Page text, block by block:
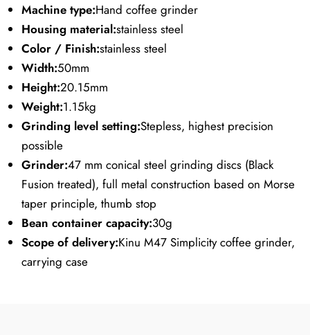
Machine type:Hand coffee grinder
Housing material:stainless steel
Color / Finish:stainless steel
Width:50mm
Height:20.15mm
Weight:1.15kg
Grinding level setting:Stepless, highest precision
possible
Grinder:47 mm conical steel grinding discs (Black
Fusion treated), full metal construction based on Morse
taper principle, thumb stop
Bean container capacity:30g
Scope of delivery:Kinu M47 Simplicity coffee grinder,
carrying case